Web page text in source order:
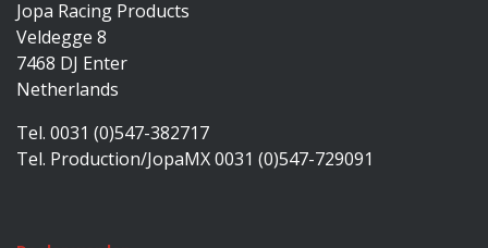
Jopa Racing Products
Veldegge 8
7468 DJ Enter
Netherlands
Tel. 0031 (0)547-382717
Tel. Production/JopaMX 0031 (0)547-729091